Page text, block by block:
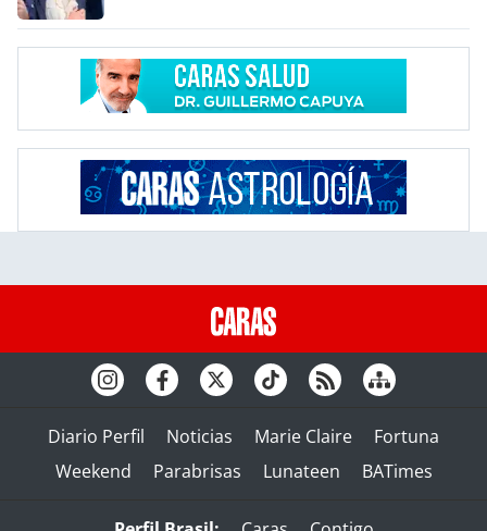
Diario Perfil Noticias Marie Claire
Fortuna
Weekend
Parabrisas Lunateen BATimes